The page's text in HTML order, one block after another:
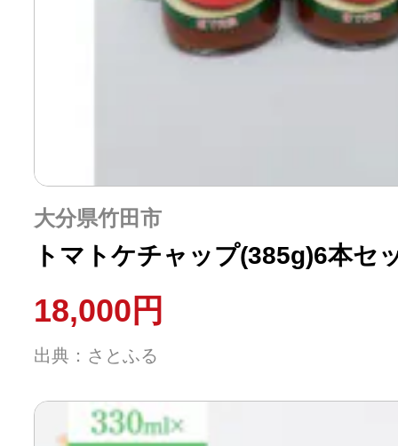
大分県竹田市
トマトケチャップ(385g)6本セ
18,000円
出典：さとふる